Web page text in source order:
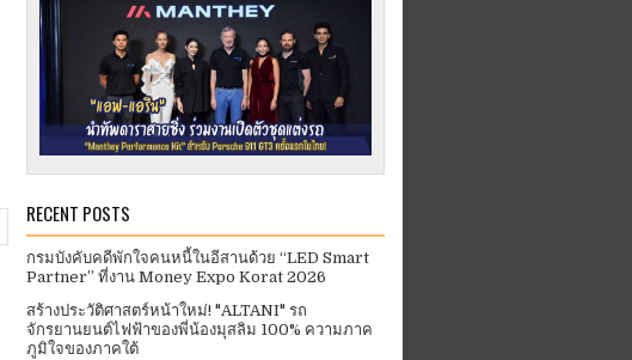
RECENT POSTS
กรมบังคับคดีพักใจคนหนี้ในอีสานด้วย “LED Smart
Partner” ที่งาน Money Expo Korat 2026
สร้างประวัติศาสตร์หน้าใหม่! "ALTANI" รถ
จักรยานยนต์ไฟฟ้าของพี่น้องมุสลิม 100% ความภาค
ภูมิใจของภาคใต้